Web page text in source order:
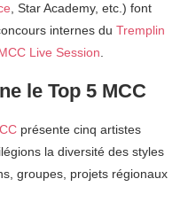
, Star Academy, etc.) font
internes du Tremplin
Live Session.
le Top 5 MCC
présente cinq artistes
la diversité des styles
groupes, projets régionaux